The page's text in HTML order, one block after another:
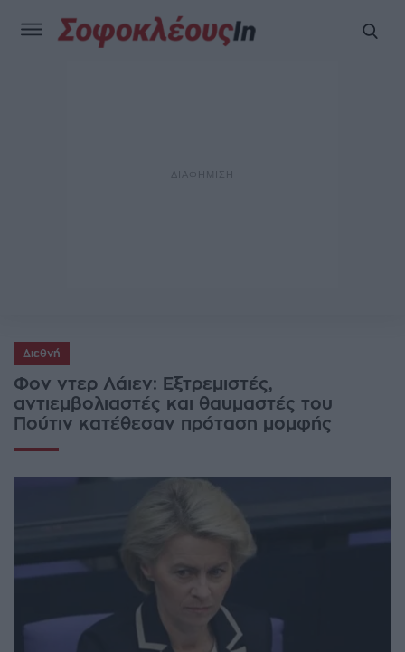
Διεθνή
Φον ντερ Λάιεν: Εξτρεμιστές,
αντιεμβολιαστές και θαυμαστές του
Πούτιν κατέθεσαν πρόταση μομφής